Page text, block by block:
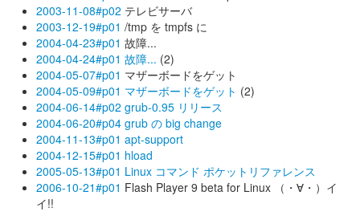
2003-11-08#p02 テレビサーバ
2003-12-19#p01 /tmp を tmpfs に
2004-04-23#p01 故障...
2004-04-24#p01 故障... (2)
2004-05-07#p01 マザーボードをゲット
2004-05-09#p01 マザーボードをゲット (2)
2004-06-14#p02 grub-0.95 リリース
2004-06-20#p04 grub の big change
2004-11-13#p01 apt-support
2004-12-15#p01 hload
2005-05-13#p01 Linux コマンド ポケットリファレンス
2006-10-21#p01 Flash Player 9 beta for Linux （・∀・）イ
イ!!